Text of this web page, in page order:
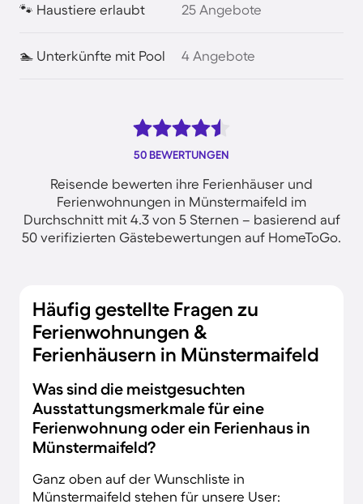
🐾 Haustiere erlaubt 25 Angebote
🏊 Unterkünfte mit Pool 4 Angebote
50 BEWERTUNGEN
Reisende bewerten ihre Ferienhäuser und
Ferienwohnungen in Münstermaifeld im
Durchschnitt mit 4.3 von 5 Sternen – basierend auf
50 verifizierten Gästebewertungen auf HomeToGo.
Häufig gestellte Fragen zu
Ferienwohnungen &
Ferienhäusern in Münstermaifeld
Was sind die meistgesuchten
Ausstattungsmerkmale für eine
Ferienwohnung oder ein Ferienhaus in
Münstermaifeld?
Ganz oben auf der Wunschliste in
Münstermaifeld stehen für unsere User: